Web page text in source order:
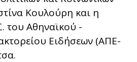
Κουλούρη και η
του Αθηναϊκού -
Ειδήσεων (ΑΠΕ-